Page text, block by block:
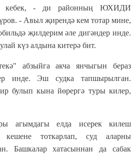
кебек, - ди районның ЮХИДИ
- Авыл җирендә кем тотар мине,
җилдерим әле дигәндер инде.
күз алдына китерә бит.
абзыйга акча янчыгын бераз
инде. Эш судка тапшырылган.
булып кына йөрергә туры килер,
агымдагы елда исерек килеш
тоткарлап, суд аларны
Башкалар хатасыннан да сабак